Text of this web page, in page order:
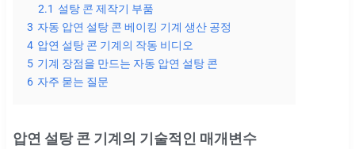
2.1 설탕 콘 제작기 부품
3 자동 압연 설탕 콘 베이킹 기계 생산 공정
4 압연 설탕 콘 기계의 작동 비디오
5 기계 장점을 만드는 자동 압연 설탕 콘
6 자주 묻는 질문
압연 설탕 콘 기계의 기술적인 매개변수